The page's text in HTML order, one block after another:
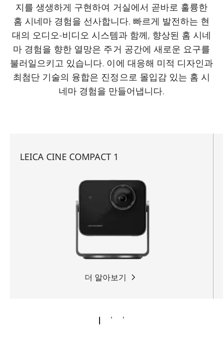
지를 생생하게 구현하여 거실에서 곧바로 훌륭한
홈 시네마 경험을 선사합니다. 빠르게 발전하는 현
대의 오디오-비디오 시스템과 함께, 향상된 홈 시네
마 경험을 향한 열망은 주거 공간에 새로운 요구를
불러일으키고 있습니다. 이에 대응해 미적 디자인과
최첨단 기술의 융합은 진정으로 몰입감 있는 홈 시
네마 경험을 만들어냅니다.
LEICA CINE COMPACT 1
더 알아보기